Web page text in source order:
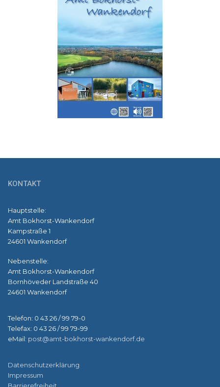
KONTAKT
Hauptstelle:
Amt Bokhorst-Wankendorf
Kampstraße 1
24601 Wankendorf
Nebenstelle:
Amt Bokhorst-Wankendorf
Bornhöveder Landstraße 40
24601 Wankendorf
Telefon: 0 43 26 / 99 79-0
Telefax: 0 43 26 / 99 79-99
eMail: post@amt-bokhorst-wankendorf.de
Datenschutzerklärung
Impressum
Barrierefreiheit